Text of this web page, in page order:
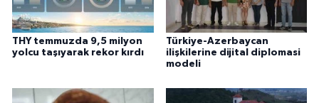
THY temmuzda 9,5 milyon
yolcu taşıyarak rekor kırdı
Türkiye-Azerbaycan
ilişkilerine dijital diplomasi
modeli